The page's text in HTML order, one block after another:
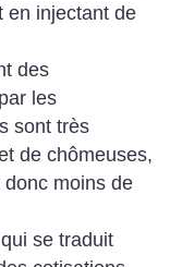
en injectant de
des
les
sont très
de chômeuses,
donc moins de
se traduit